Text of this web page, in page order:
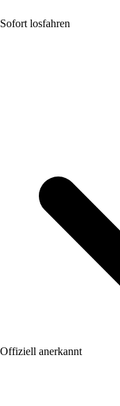
Sofort losfahren
Offiziell anerkannt